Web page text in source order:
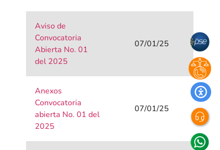
Aviso de
Convocatoria
Abierta No. 01
del 2025
07/01/25
Anexos
Convocatoria
abierta No. 01 del
2025
07/01/25